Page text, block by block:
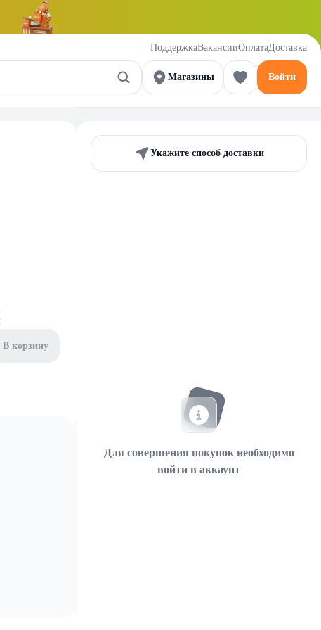
ПоддержкаВакансииОплатаДоставка
Магазины Войти
В корзину
Укажите способ доставки
Для совершения покупок необходимо
войти в аккаунт